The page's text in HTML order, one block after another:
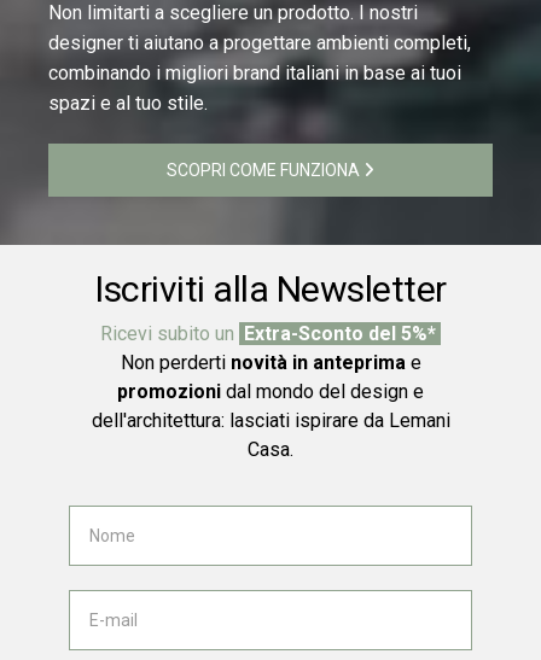
Non limitarti a scegliere un prodotto. I nostri
designer ti aiutano a progettare ambienti completi,
combinando i migliori brand italiani in base ai tuoi
spazi e al tuo stile.
SCOPRI COME FUNZIONA
Iscriviti alla Newsletter
Ricevi subito un Extra-Sconto del 5%*
Non perderti novità in anteprimae
promozioni dal mondo del design e
dell'architettura: lasciati ispirare da Lemani
Casa.